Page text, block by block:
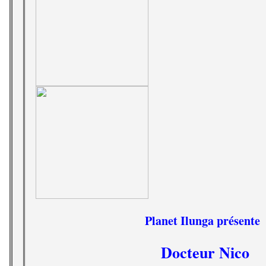
Planet Ilunga présente
Docteur Nico